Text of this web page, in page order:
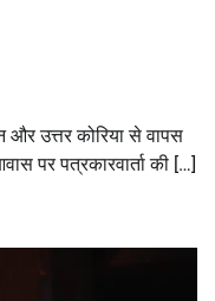
और उत्तर कोरिया से वापस
पर पत्रकारवार्ता की […]